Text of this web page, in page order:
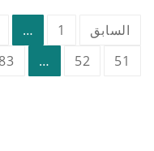
تعدد
صفحات
السابق 1
…
51
52
…
83